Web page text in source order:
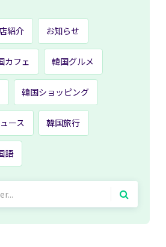
紹介 お知らせ
カフェ 韓国グルメ
韓国ショッピング
ース 韓国旅行
語